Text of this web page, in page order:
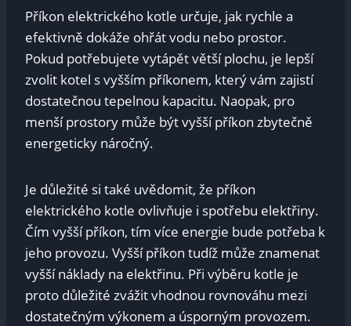
Příkon elektrického kotle určuje, jak rychle a
efektivně dokáže ohřát vodu nebo prostor.
Pokud potřebujete vytápět větší plochu, je lepší
zvolit kotel s vyšším příkonem, který vám zajistí
dostatečnou tepelnou kapacitu. Naopak, pro
menší prostory může být vyšší příkon zbytečně
energeticky náročný.
Je důležité si také uvědomit, že příkon
elektrického kotle ovlivňuje i spotřebu elektřiny.
Čím vyšší příkon, tím více energie bude potřeba k
jeho provozu. Vyšší příkon tudíž může znamenat
vyšší náklady na elektřinu. Při výběru kotle je
proto důležité zvážit vhodnou rovnováhu mezi
dostatečným výkonem a úsporným provozem.